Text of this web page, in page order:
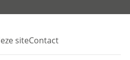
siteContact